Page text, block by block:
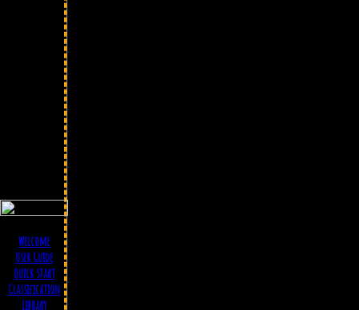
Welcome
User Guide
Quick start
Classification
Library